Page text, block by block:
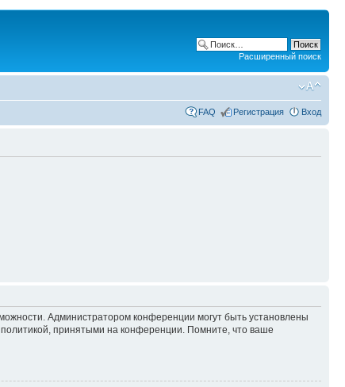
Расширенный поиск
FAQ Регистрация Вход
Администратором конференции могут быть установлены
принятыми на конференции. Помните, что ваше